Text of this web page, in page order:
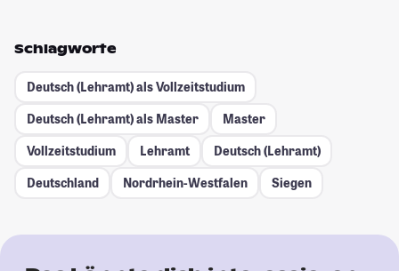
Schlagworte
Deutsch (Lehramt) als Vollzeitstudium
Deutsch (Lehramt) als Master
Master
Vollzeitstudium
Lehramt
Deutsch (Lehramt)
Deutschland
Nordrhein-Westfalen Siegen